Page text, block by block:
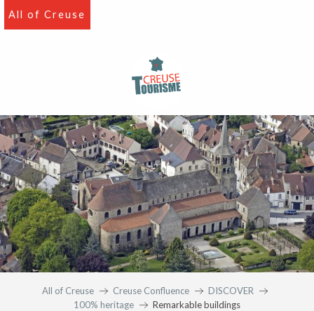
Aller
All of Creuse
All of Creuse Creuse Confluence
DISCOVER
100% heritage
Remarkable buildings